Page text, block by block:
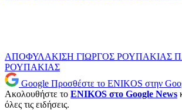
ΑΠΟΦΥΛΑΚΙΣΗ ΓΙΩΡΓΟΣ ΡΟΥΠΑΚΙΑΣ
ΡΟΥΠΑΚΙΑΣ
Google Προσθέστε το ENIKOS στην
Ακολουθήστε το ENIKOS στο Google News
όλες τις ειδήσεις.